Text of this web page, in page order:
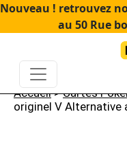
Nouveau ! retrouvez
au 50 Rue
Accueil>Cartes
originel V Alternative